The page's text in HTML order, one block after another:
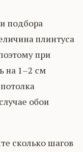
подбора
плинтуса
при
на 1–2 см
обои
сколько шагов